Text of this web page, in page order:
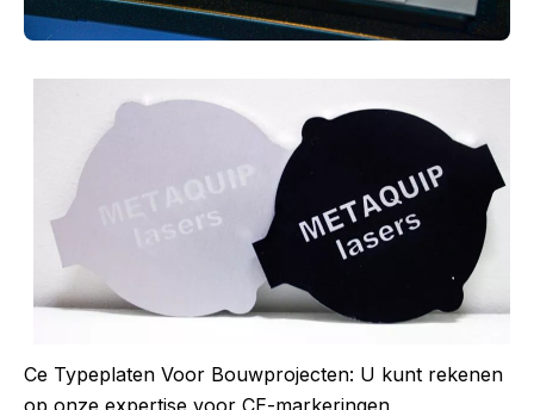
Ce Typeplaten Voor Bouwprojecten: U kunt rekenen
op onze expertise voor CE-markeringen